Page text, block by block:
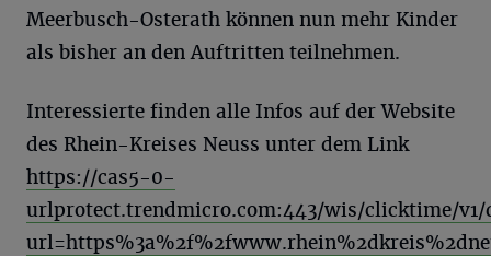
Meerbusch-Osterath können nun mehr Kinder
als bisher an den Auftritten teilnehmen.
Interessierte finden alle Infos auf der Website
des Rhein-Kreises Neuss unter dem Link
https://cas5-0-
urlprotect.trendmicro.com:443/wis/clicktime/v1/